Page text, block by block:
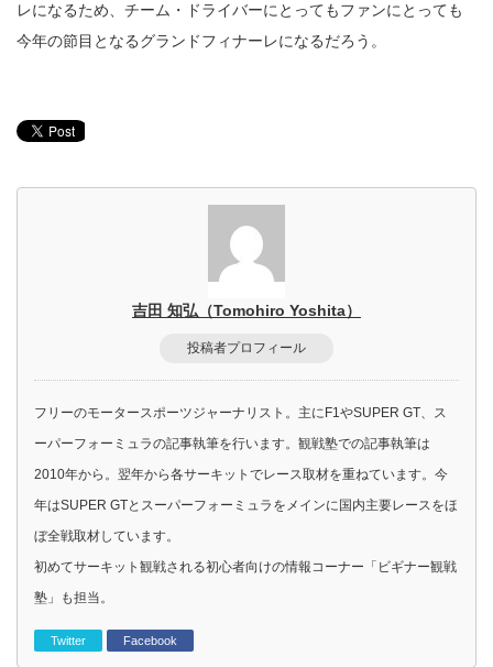
レになるため、チーム・ドライバーにとってもファンにとっても
今年の節目となるグランドフィナーレになるだろう。
吉田 知弘（Tomohiro Yoshita）
投稿者プロフィール
フリーのモータースポーツジャーナリスト。主にF1やSUPER GT、ス
ーパーフォーミュラの記事執筆を行います。観戦塾での記事執筆は
2010年から。翌年から各サーキットでレース取材を重ねています。今
年はSUPER GTとスーパーフォーミュラをメインに国内主要レースをほ
ぼ全戦取材しています。
初めてサーキット観戦される初心者向けの情報コーナー「ビギナー観戦
塾」も担当。
Twitter Facebook